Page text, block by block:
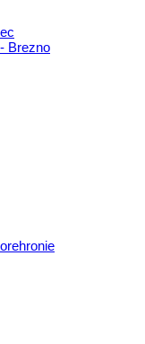
Brezno